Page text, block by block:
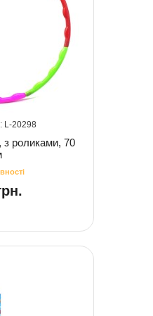
20298
роликами, 70